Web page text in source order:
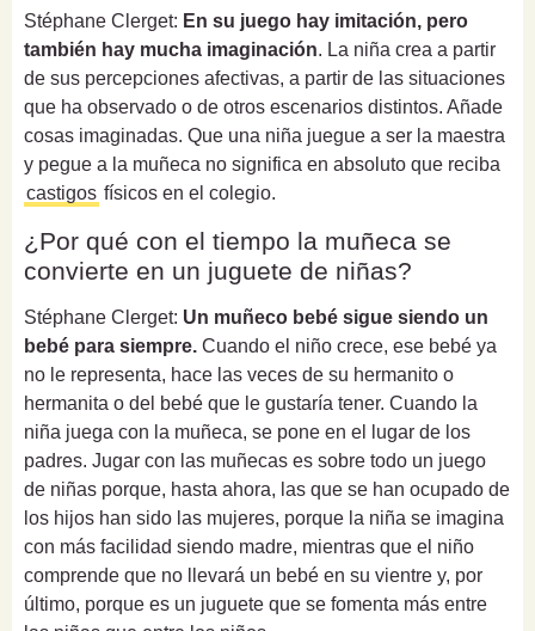
Stéphane Clerget: En su juego hay imitación, pero
también hay mucha imaginación. La niña crea a partir
de sus percepciones afectivas, a partir de las situaciones
que ha observado o de otros escenarios distintos. Añade
cosas imaginadas. Que una niña juegue a ser la maestra
y pegue a la muñeca no significa en absoluto que reciba
castigos físicos en el colegio.
¿Por qué con el tiempo la muñeca se
convierte en un juguete de niñas?
Stéphane Clerget: Un muñeco bebé sigue siendo un
bebé para siempre. Cuando el niño crece, ese bebé ya
no le representa, hace las veces de su hermanito o
hermanita o del bebé que le gustaría tener. Cuando la
niña juega con la muñeca, se pone en el lugar de los
padres. Jugar con las muñecas es sobre todo un juego
de niñas porque, hasta ahora, las que se han ocupado de
los hijos han sido las mujeres, porque la niña se imagina
con más facilidad siendo madre, mientras que el niño
comprende que no llevará un bebé en su vientre y, por
último, porque es un juguete que se fomenta más entre